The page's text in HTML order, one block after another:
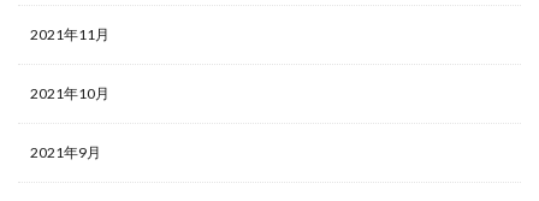
2021年11月
2021年10月
2021年9月